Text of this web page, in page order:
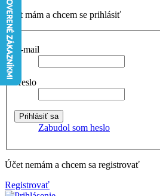
Účet mám a chcem se prihlásiť
E-mail
Heslo
Zabudol som heslo
Účet nemám a chcem sa registrovať
Registrovať